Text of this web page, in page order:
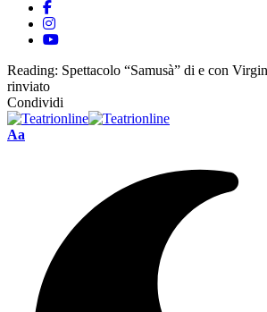
Reading: Spettacolo “Samusà” di e con
rinviato
Condividi
Font
Aa